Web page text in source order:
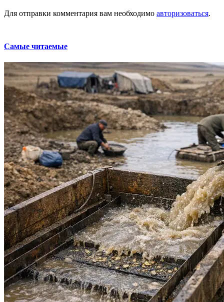
Для отправки комментария вам необходимо авторизоваться.
Самые читаемые